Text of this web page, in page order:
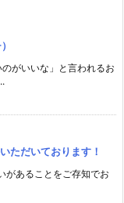
がいいな」と言われるお
ただいております！
があることをご存知でお